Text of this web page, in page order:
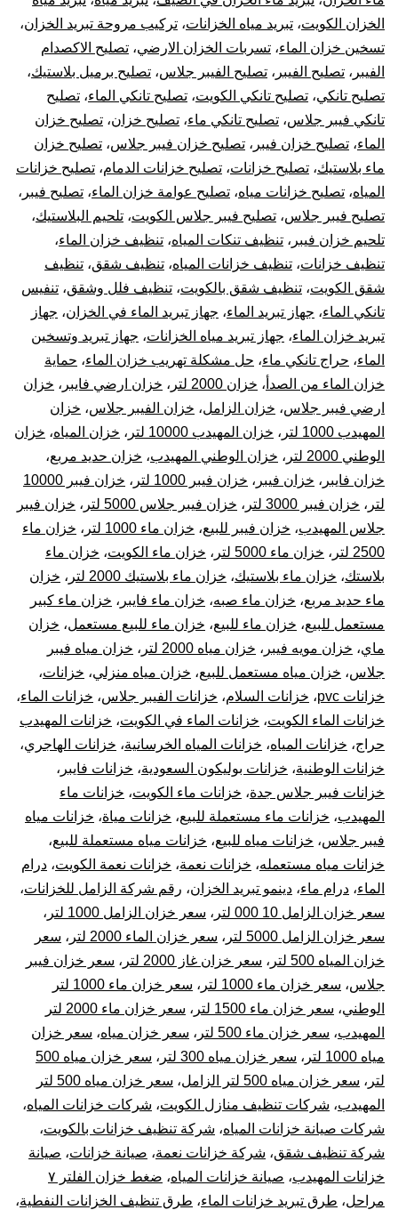
الخزان الكويت، تبريد مياه الخزانات، تركيب مروحة تبريد الخزان،
تسخين خزان الماء، تسربات الخزان الارضي، تصليح الاكصدام
الفيبر ، تصليح الفيبر ، تصليح الفيبر جلاس، تصليح برميل بلاستيك،
تصليح تانكي، تصليح تانكي الكويت، تصليح تانكي الماء، تصليح
تانكي فيبر جلاس، تصليح تانكي ماء، تصليح خزان، تصليح خزان
الماء، تصليح خزان فيبر ، تصليح خزان فيبر جلاس، تصليح خزان
ماء بلاستيك، تصليح خزانات، تصليح خزانات الدمام، تصليح خزانات
المياه، تصليح خزانات مياه، تصليح عوامة خزان الماء، تصليح فيبر ،
تصليح فيبر جلاس، تصليح فيبر جلاس الكويت، تلحيم البلاستيك،
تلحيم خزان فيبر ، تنظيف تنكات المياه، تنظيف خزان الماء،
تنظيف خزانات، تنظيف خزانات المياه، تنظيف شقق، تنظيف
شقق الكويت، تنظيف شقق بالكويت، تنظيف فلل وشقق، تنفيس
تانكي الماء، جهاز تبريد الماء، جهاز تبريد الماء في الخزان، جهاز
تبريد خزان الماء، جهاز تبريد مياه الخزانات، جهاز تبريد وتسخين
الماء، حراج تانكي ماء، حل مشكلة تهريب خزان الماء، حماية
خزان الماء من الصدأ ، خزان 2000 لتر ، خزان ارضي فايبر ، خزان
ارضي فيبر جلاس، خزان الزامل، خزان الفيبر جلاس، خزان
المهيدب 1000 لتر
، خزان المهيدب 10000 لتر ، خزان المياه، خزان
الوطني 2000 لتر
، خزان الوطني المهيدب، خزان حديد مربع،
خزان فايبر ، خزان فيبر ، خزان فيبر 1000 لتر ،
خزان فيبر 10000
لتر ، خزان فيبر 3000 لتر ، خزان فيبر جلاس 5000 لتر ، خزان فيبر
جلاس المهيدب، خزان فيبر للبيع، خزان ماء 1000 لتر ، خزان ماء
2500 لتر
، خزان ماء 5000 لتر ، خزان ماء الكويت، خزان ماء
بلاستك، خزان ماء بلاستيك، خزان ماء بلاستيك 2000 لتر ، خزان
ماء حديد مربع، خزان ماء صبه، خزان ماء فايبر ، خزان ماء كبير
مستعمل للبيع، خزان ماء للبيع، خزان ماء للبيع مستعمل، خزان
ماي، خزان مويه فيبر ، خزان مياه 2000 لتر ، خزان مياه فيبر
جلاس، خزان مياه مستعمل للبيع، خزان مياه منزلي، خزانات،
خزانات pvc
، خزانات السلام، خزانات الفيبر جلاس، خزانات الماء،
خزانات الماء الكويت، خزانات الماء في الكويت، خزانات المهيدب
حراج، خزانات المياه، خزانات المياه الخرسانية، خزانات الهاجري،
خزانات الوطنية، خزانات بوليكون السعودية، خزانات فايبر ،
خزانات فيبر جلاس جدة، خزانات ماء الكويت، خزانات ماء
المهيدب، خزانات ماء مستعملة للبيع، خزانات مياة، خزانات مياه
فيبر جلاس، خزانات مياه للبيع، خزانات مياه مستعملة للبيع،
خزانات مياه مستعمله، خزانات نعمة، خزانات نعمة الكويت، درام
الماء، درام ماء، دينمو تبريد الخزان، رقم شركة الزامل للخزانات،
سعر خزان الزامل 10 000 لتر
، سعر خزان الزامل 1000 لتر
،
سعر خزان الزامل 5000 لتر
، سعر خزان الماء 2000 لتر ، سعر
خزان المياه 500 لتر
، سعر خزان غاز 2000 لتر ، سعر خزان فيبر
جلاس، سعر خزان ماء 1000 لتر ،
سعر خزان ماء 1000 لتر
الوطني، سعر خزان ماء 1500 لتر ،
سعر خزان ماء 2000 لتر
المهيدب، سعر خزان ماء 500 لتر ، سعر خزان مياه، سعر خزان
مياه 1000 لتر
، سعر خزان مياه 300 لتر ،
سعر خزان مياه 500
لتر ، سعر خزان مياه 500 لتر الزامل ،
سعر خزان مياه 500 لتر
المهيدب، شركات تنظيف منازل الكويت، شركات خزانات المياه،
شركات صيانة خزانات المياه، شركة تنظيف خزانات بالكويت،
شركة تنظيف شقق، شركة خزانات نعمة، صيانة خزانات، صيانة
خزانات المهيدب، صيانة خزانات المياه،
ضغط خزان الفلتر ٧
مراحل، طرق تبريد خزانات الماء، طرق تنظيف الخزانات النفطية،